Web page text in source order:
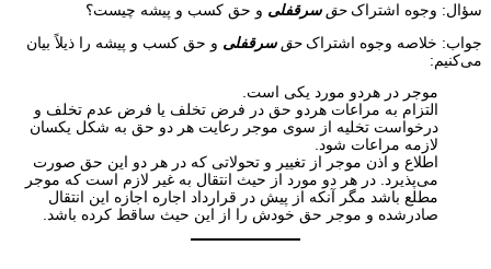
سؤال: وجوه اشتراکحقسرقفلی و حق کسب و پیشه چیست؟
جواب: خلاصه وجوه اشتراکحقسرقفلی و حق کسب و پیشه را ذیلاً بیان
می‌کنیم:
موجر در هردو مورد یکی است.
التزام به مراعات هردو حق در فرض تخلف یا فرض عدم تخلف و
درخواست تخلیه از سوی موجر رعایت هر دو حق به شکل یکسان
لازمه مراعات شود.
اطلاع و اذن موجر از تغییر و تحولاتی که در هر دو این حق صورت
می‌پذیرد. در هر دو مورد از حیث انتقال به غیر لازم است که موجر
مطلع باشد مگر آنکه از پیش در قرارداد اجاره اجازه این انتقال
صادرشده و موجر حق خودش را از این حیث ساقط کرده باشد.